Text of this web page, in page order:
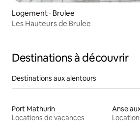
Logement · Brulee
Les Hauteurs de Brulee
Destinations à découvrir
Destinations aux alentours
Port Mathurin
Locations de vacances
Anse